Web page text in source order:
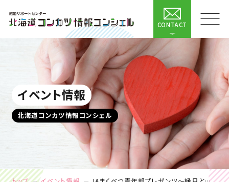
CONTACT
イベント情報
北海道コンカツ情報コンシェル